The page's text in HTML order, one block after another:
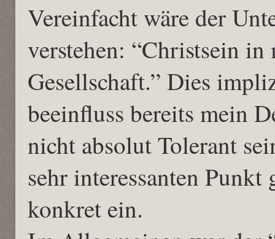
Vereinfacht wäre der
verstehen: “Christsein
Gesellschaft.” Dies
beeinfluss bereits mein
nicht absolut Tolerant
sehr interessanten
konkret ein.